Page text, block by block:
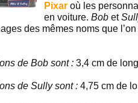
Pixar où les
en voiture. Bob et
des mêmes noms que
de Bob sont : 3,4 cm de
de Sully sont : 4,75 cm de